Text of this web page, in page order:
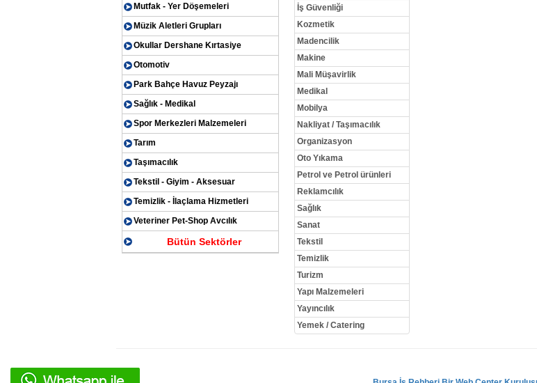
Mutfak - Yer Döşemeleri
Müzik Aletleri Grupları
Okullar Dershane Kırtasiye
Otomotiv
Park Bahçe Havuz Peyzajı
Sağlık - Medikal
Spor Merkezleri Malzemeleri
Tarım
Taşımacılık
Tekstil - Giyim - Aksesuar
Temizlik - İlaçlama Hizmetleri
Veteriner Pet-Shop Avcılık
Bütün Sektörler
İş Güvenliği
Kozmetik
Madencilik
Makine
Mali Müşavirlik
Medikal
Mobilya
Nakliyat / Taşımacılık
Organizasyon
Oto Yıkama
Petrol ve Petrol ürünleri
Reklamcılık
Sağlık
Sanat
Tekstil
Temizlik
Turizm
Yapı Malzemeleri
Yayıncılık
Yemek / Catering